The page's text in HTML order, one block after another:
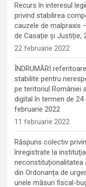
Recurs în interesul
privind stabilirea
cauzele de malpraxis
de Casație și Justiție,
22 februarie 2022
ÎNDRUMĂRI
stabilite pentru
pe teritoriul României
digital în termen de
februarie 2022
11 februarie 2022
Răspuns colectiv
înregistrate la
neconstituționalitatea
din Ordonanța de
unele măsuri fiscal-